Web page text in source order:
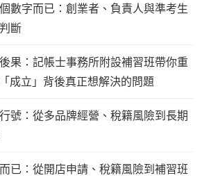
數字而已：創業者、負責人與準考生
斷
果：記帳士事務所附設補習班帶你重
成立」背後真正想解決的問題
號：從多品牌經營、稅籍風險到長期
已：從開店申請、稅籍風險到補習班